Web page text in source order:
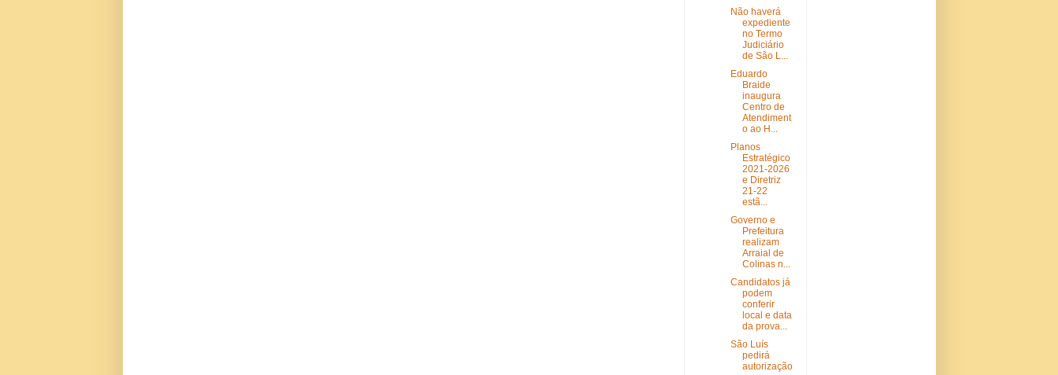
Não haverá
expediente
no Termo
Judiciário
de São L...
Eduardo
Braide
inaugura
Centro de
Atendiment
o ao H...
Planos
Estratégico
2021-2026
e Diretriz
21-22
estã...
Governo e
Prefeitura
realizam
Arraial de
Colinas n...
Candidatos já
podem
conferir
local e data
da prova...
São Luís
pedirá
autorização